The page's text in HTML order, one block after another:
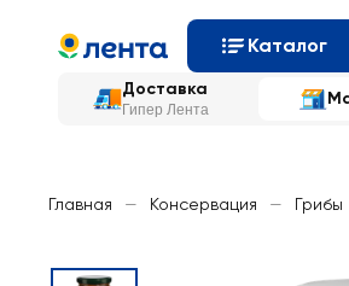
Каталог
Доставка
Гипер Лента
Главная — Консервация — Грибы